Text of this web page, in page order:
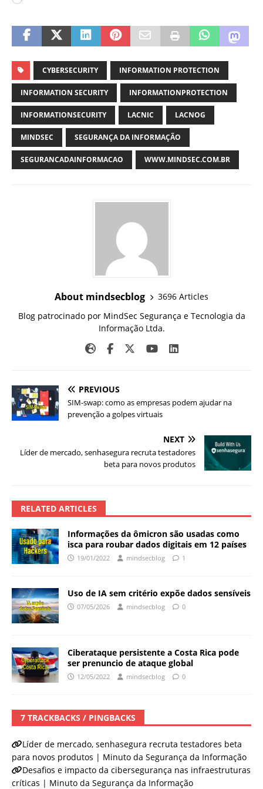
CYBERSECURITY INFORMATION PROTECTION
INFORMATION SECURITY INFORMATIONPROTECTION
INFORMATIONSECURITY LACNIC LACNOG
MINDSEC SEGURANÇA DA INFORMAÇÃO
SEGURANCADAINFORMACAO WWW.MINDSEC.COM.BR
About mindsecblog
3696 Articles
Blog patrocinado por MindSec Segurança e Tecnologia da
Informação Ltda.
PREVIOUS
SIM-swap: como as empresas podem ajudar na
prevenção a golpes virtuais
NEXT
Líder de mercado, senhasegura recruta testadores
beta para novos produtos
RELATED ARTICLES
Informações da ômicron são usadas como
isca para roubar dados digitais em 12 países
19/01/2022 mindsecblog 1
Uso de IA sem critério expõe dados sensíveis
07/05/2026 mindsecblog 0
Ciberataque persistente a Costa Rica pode
ser prenuncio de ataque global
12/05/2022 mindsecblog 0
7 TRACKBACKS / PINGBACKS
Líder de mercado, senhasegura recruta testadores beta
para novos produtos | Minuto da Segurança da Informação
Desafios e impacto da cibersegurança nas infraestruturas
críticas | Minuto da Segurança da Informação